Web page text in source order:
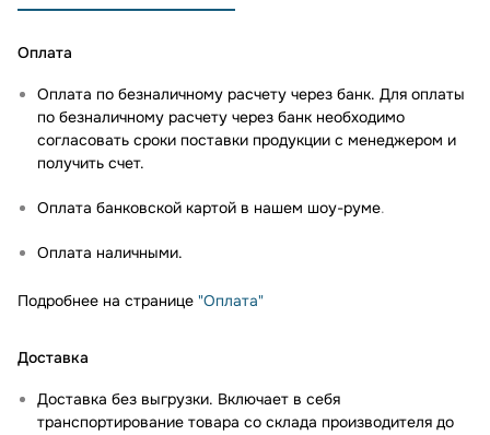
Оплата
Оплата по безналичному расчету через банк. Для оплаты
по безналичному расчету через банк необходимо
согласовать сроки поставки продукции с менеджером и
получить счет.
Оплата банковской картой в нашем шоу-руме.
Оплата наличными.
Подробнее на странице "Оплата"
Доставка
Доставка без выгрузки. Включает в себя
транспортирование товара со склада производителя до